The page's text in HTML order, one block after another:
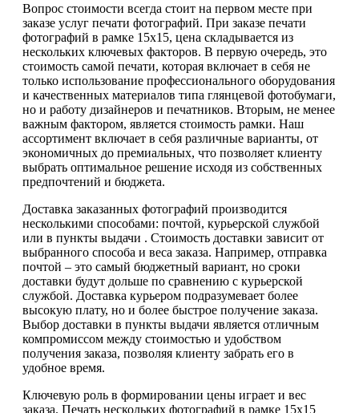
Вопрос стоимости всегда стоит на первом месте при
заказе услуг печати фотографий. При заказе печати
фотографий в рамке 15х15, цена складывается из
нескольких ключевых факторов. В первую очередь, это
стоимость самой печати, которая включает в себя не
только использование профессионального оборудования
и качественных материалов типа глянцевой фотобумаги,
но и работу дизайнеров и печатников. Вторым, не менее
важным фактором, является стоимость рамки. Наш
ассортимент включает в себя различные варианты, от
экономичных до премиальных, что позволяет клиенту
выбрать оптимальное решение исходя из собственных
предпочтений и бюджета.
Доставка заказанных фотографий производится
несколькими способами: почтой, курьерской службой
или в пункты выдачи . Стоимость доставки зависит от
выбранного способа и веса заказа. Например, отправка
почтой – это самый бюджетный вариант, но сроки
доставки будут дольше по сравнению с курьерской
службой. Доставка курьером подразумевает более
высокую плату, но и более быстрое получение заказа.
Выбор доставки в пункты выдачи является отличным
компромиссом между стоимостью и удобством
получения заказа, позволяя клиенту забрать его в
удобное время.
Ключевую роль в формировании цены играет и вес
заказа. Печать нескольких фотографий в рамке 15х15